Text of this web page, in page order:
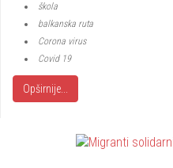
škola
balkanska ruta
Corona virus
Covid 19
Opširnije...